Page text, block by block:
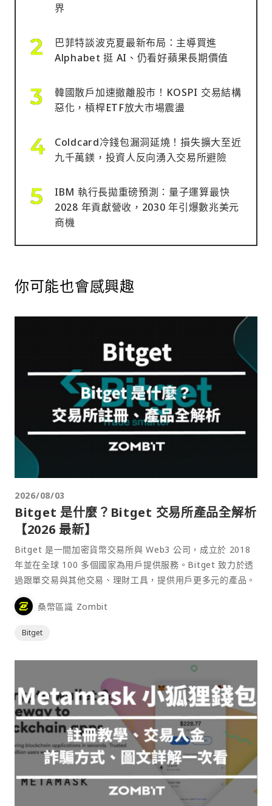
界
巴菲特談波克夏最新布局：主導買進
Alphabet 挺 AI、仍看好蘋果長期價值
韓國散戶加速撤離股市！KOSPI 交易結構
惡化，槓桿ETF放大市場震盪
Coldcard冷錢包漏洞延燒！損失擴大至近
九千萬鎂，投資人反向湧入交易所避險
IBM 執行長拋重磅預測：量子運算最快
2028 年貢獻營收，2030 年引爆數兆美元
商機
你可能也會感興趣
2026/08/03
Bitget 是什麼？Bitget 交易所產品全解析
【2026 最新】
Bitget 是一間加密貨幣交易所與 Web3 公司，成立於 2018
年並在全球 100 多個國家為用戶提供服務。Bitget 致力於透
過跟單交易與其他交易、理財工具，提供用戶更多元的產品。
桑幣區識 Zombit
Bitget